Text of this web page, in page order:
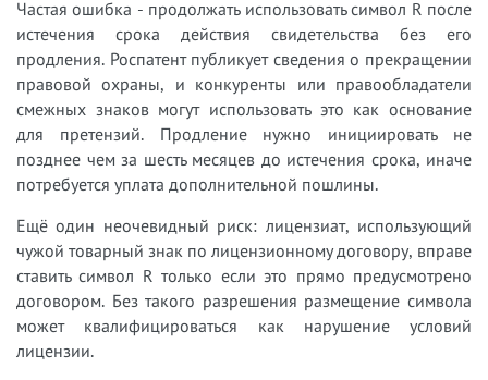
Частая ошибка - продолжать использовать символ R после
истечения срока действия свидетельства без его
продления. Роспатент публикует сведения о прекращении
правовой охраны, и конкуренты или правообладатели
смежных знаков могут использовать это как основание
для претензий. Продление нужно инициировать не
позднее чем за шесть месяцев до истечения срока, иначе
потребуется уплата дополнительной пошлины.
Ещё один неочевидный риск: лицензиат, использующий
чужой товарный знак по лицензионному договору, вправе
ставить символ R только если это прямо предусмотрено
договором. Без такого разрешения размещение символа
может квалифицироваться как нарушение условий
лицензии.